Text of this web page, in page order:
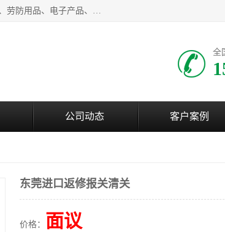
上海青禾贸易有限公司成立于2020年，注册地位于上海市宝山区。经营范围包括：机械设备、五金制品、劳防用品、电子产品、塑胶制品、家具、模具、纺织品、仪器仪表、建筑材料、装饰材料、化工产品、金属制品、机车配件等货物进出口报关、清关服务。
全
公司动态 客户案例
东莞进口返修报关清关
价格： 面议